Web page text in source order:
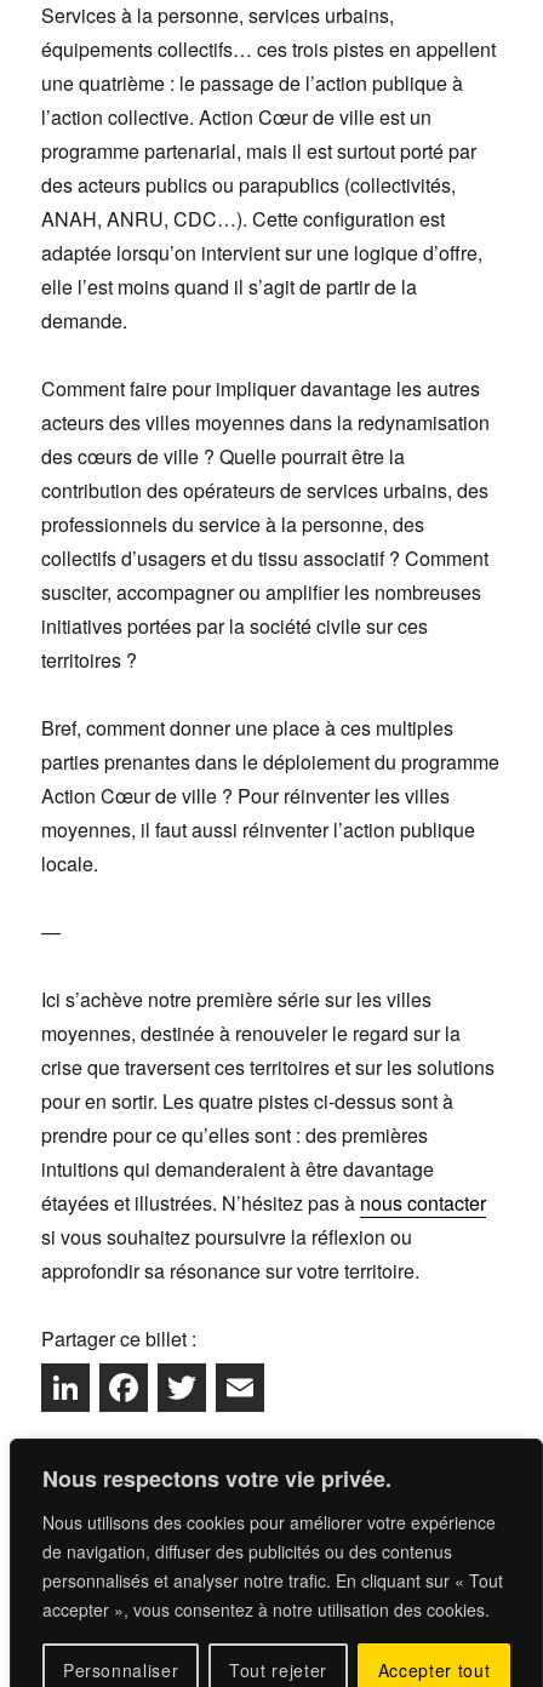
Nous respectons votre vie privée.
Nous utilisons des cookies pour améliorer votre expérience
de navigation, diffuser des publicités ou des contenus
personnalisés et analyser notre trafic. En cliquant sur « Tout
accepter », vous consentez à notre utilisation des cookies.
Personnaliser Tout rejeter Accepter tout
Services à la personne, services urbains,
équipements collectifs… ces trois pistes en appellent
une quatrième : le passage de l’action publique à
l’action collective. Action Cœur de ville est un
programme partenarial, mais il est surtout porté par
des acteurs publics ou parapublics (collectivités,
ANAH, ANRU, CDC…). Cette configuration est
adaptée lorsqu’on intervient sur une logique d’offre,
elle l’est moins quand il s’agit de partir de la
demande.
Comment faire pour impliquer davantage les autres
acteurs des villes moyennes dans la redynamisation
des cœurs de ville ? Quelle pourrait être la
contribution des opérateurs de services urbains, des
professionnels du service à la personne, des
collectifs d’usagers et du tissu associatif ? Comment
susciter, accompagner ou amplifier les nombreuses
initiatives portées par la société civile sur ces
territoires ?
Bref, comment donner une place à ces multiples
parties prenantes dans le déploiement du programme
Action Cœur de ville ? Pour réinventer les villes
moyennes, il faut aussi réinventer l’action publique
locale.
—
Ici s’achève notre première série sur les villes
moyennes, destinée à renouveler le regard sur la
crise que traversent ces territoires et sur les solutions
pour en sortir. Les quatre pistes ci-dessus sont à
prendre pour ce qu’elles sont : des premières
intuitions qui demanderaient à être davantage
étayées et illustrées. N’hésitez pas à nous contacter
si vous souhaitez poursuivre la réflexion ou
approfondir sa résonance sur votre territoire.
Partager ce billet :
i
n
k
e
I
a
c
e
b
o
w
i
t
t
m
a
i
l
Si vous voulez savoir ce qu’on fait,
c’est ici.
Si vous voulez poursuivre la discussion,
contactez-nous.